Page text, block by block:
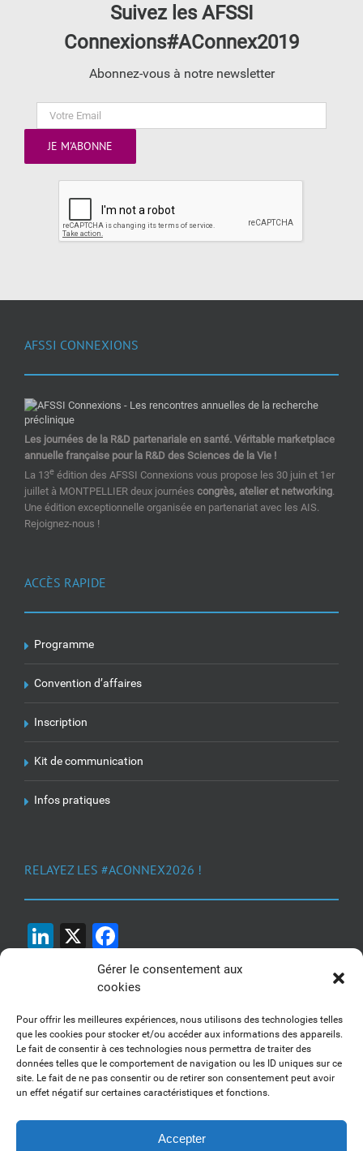
Gérer le consentement aux
cookies
Pour offrir les meilleures expériences, nous utilisons des technologies telles
que les cookies pour stocker et/ou accéder aux informations des appareils.
Le fait de consentir à ces technologies nous permettra de traiter des
données telles que le comportement de navigation ou les ID uniques sur ce
site. Le fait de ne pas consentir ou de retirer son consentement peut avoir
un effet négatif sur certaines caractéristiques et fonctions.
Accepter
Suivez les AFSSI
Connexions#AConnex2019
Abonnez-vous à notre newsletter
AFSSI CONNEXIONS
Les journées de la R&D partenariale en santé. Véritable marketplace
annuelle française pour la R&D des Sciences de la Vie !
La 13e édition des AFSSI Connexions vous propose les 30 juin et 1er
juillet à MONTPELLIER deux journées congrès, atelier et networking.
Une édition exceptionnelle organisée en partenariat avec les AIS.
Rejoignez-nous !
ACCÈS RAPIDE
Programme
Convention d’affaires
Inscription
Kit de communication
Infos pratiques
RELAYEZ LES #ACONNEX2026 !
LinkedIn
X
1, 2, 3... Buzzez !
Découvrez nos kits communication